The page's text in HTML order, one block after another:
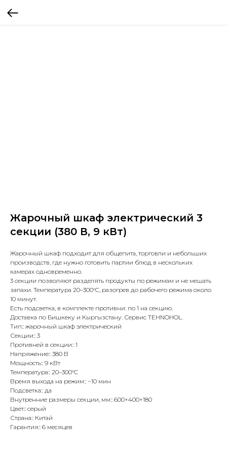
Жарочный шкаф электрический 3
секции (380 В, 9 кВт)
Жарочный шкаф подходит для общепита, торговли и небольших
производств, где нужно готовить партии блюд в нескольких
камерах одновременно.
3 секции позволяют разделять продукты по режимам и не мешать
запахи. Температура 20–300°C, разогрев до рабочего режима около
10 минут.
Есть подсветка, в комплекте противни: по 1 на секцию.
Доставка по Бишкеку и Кыргызстану. Сервис TEHNOHOL.
Тип:: жарочный шкаф электрический
Секции:: 3
Противней в секции:: 1
Напряжение:: 380 В
Мощность:: 9 кВт
Температура:: 20–300°C
Время выхода на режим:: ~10 мин
Подсветка:: да
Внутренние размеры секции, мм:: 600×400×180
Цвет:: серый
Страна:: Китай
Гарантия:: 6 месяцев